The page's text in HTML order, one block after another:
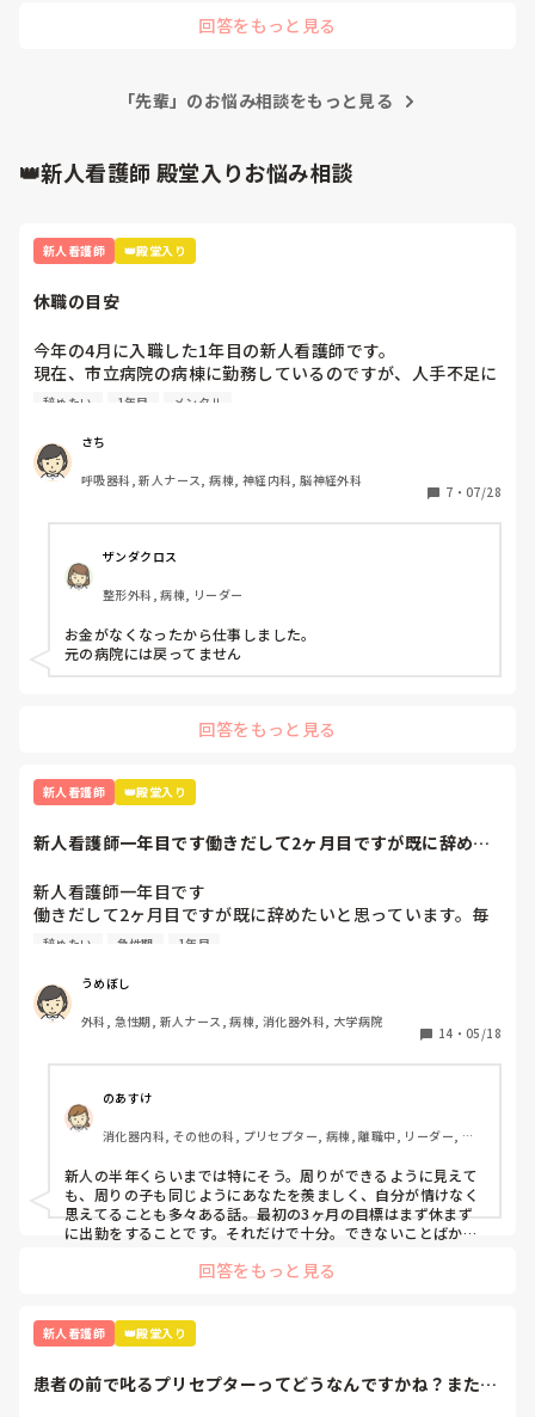
パソコンなども画面を開いた状態で声をかけるようにしたりし
たら確認をしてもらいやすいかを考えて行動したら、その行動
は見えてはいると思うので怒られる回数は少なくなるかと思い
回答をもっと見る
「先輩」のお悩み相談をもっと見る
👑新人看護師 殿堂入りお悩み相談
新人看護師 👑殿堂入り
休職の目安
今年の4月に入職した1年目の新人看護師です。
現在、市立病院の病棟に勤務しているのですが、人手不足に
よる業務多忙や残業、ひとり立ちに向けて先輩看護師からの
胃痛、吐き気等の不調が出て心療内科に受診しました。心療
内科の先生からは軽度のうつ症状が出ているから抗うつ薬の
内服を始めましょうと言われ、内服し始めました。
くなります。仕事に行っても集中できずミスしそうで怖いと
も感じています。休職したいと思いつつも甘えているような
気がして迷っています。
休職したことがある人、あるいは休職している人は何を目安
に休職されましたか？
辞めたい 1年目 メンタル
さち
呼吸器科, 新人ナース, 病棟, 神経内科, 脳神経外科
7 ・ 07/28
ザンダクロス
整形外科, 病棟, リーダー
お金がなくなったから仕事しました。
元の病院には戻ってません
回答をもっと見る
新人看護師 👑殿堂入り
新人看護師一年目です働きだして2ヶ月目ですが既に辞めた
新人看護師一年目です
働きだして2ヶ月目ですが既に辞めたいと思っています。毎
日自分の仕事の出来なさが不甲斐なくて泣きそうになりなが
あき、できないのと呆れられています。私の勉強不足もそう
ですが、毎日疲れて帰って全然勉強できていません。それに
も焦っています。他の同期ができることがわたしにはできな
そもそもメンタルが弱すぎて何気ない先輩の一言をきにして
しまったり人目を気にしすぎてうまく動けません。こんな性
格にも疲れてしまいます
こんな感じではどこに行っても使いものにならないと思いま
すが今が辛いです。
こんなに早く辞められた方いますか？その後どうでしたか。
この先の選択や決断が不安ですがいろいろアドバイス頂ける
と嬉しいです。
辞めたい 急性期 1年目
うめぼし
外科, 急性期, 新人ナース, 病棟, 消化器外科, 大学病院
14 ・ 05/18
のあすけ
消化器内科, その他の科, プリセプター, 病棟, 離職中, リーダー, 消
新人の半年くらいまでは特にそう。周りができるように見えて
も、周りの子も同じようにあなたを羨ましく、自分が情けなく
思えてることも多々ある話。最初の3ヶ月の目標はまず休まず
に出勤をすることです。それだけで十分。できないことばかり
人なんていませんよ。
まいます。ここで踏ん張れたら、それは一生あなたの財産にな
るし強み、自信に変わってくれます。諦めないで欲しいと思い
回答をもっと見る
新人看護師 👑殿堂入り
患者の前で叱るプリセプターってどうなんですかね？またそ